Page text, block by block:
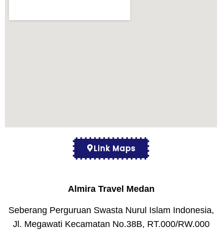
Link Maps
Almira Travel Medan
Seberang Perguruan Swasta Nurul Islam Indonesia,
Jl. Megawati Kecamatan No.38B, RT.000/RW.000